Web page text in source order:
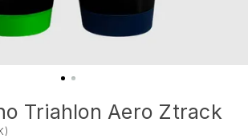
Triahlon Aero Ztrack
)